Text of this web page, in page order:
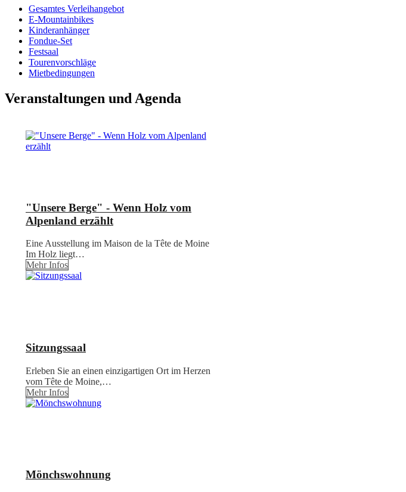
Gesamtes Verleihangebot
E-Mountainbikes
Kinderanhänger
Fondue-Set
Festsaal
Tourenvorschläge
Mietbedingungen
Veranstaltungen und Agenda
"Unsere Berge" - Wenn Holz vom
Alpenland erzählt
Eine Ausstellung im Maison de la Tête de Moine
Im Holz liegt…
Mehr Infos
Sitzungssaal
Erleben Sie an einen einzigartigen Ort im Herzen
vom Tête de Moine,…
Mehr Infos
Mönchswohnung